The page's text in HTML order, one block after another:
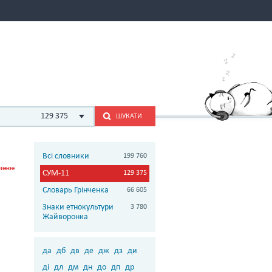
129 375 ШУКАТИ
Всі словники 199 760
СУМ-11 129 375
Словарь Грінченка 66 605
Знаки етнокультури
Жайворонка
3 780
да дб дв де дж дз ди
ді дл дм дн до дп др